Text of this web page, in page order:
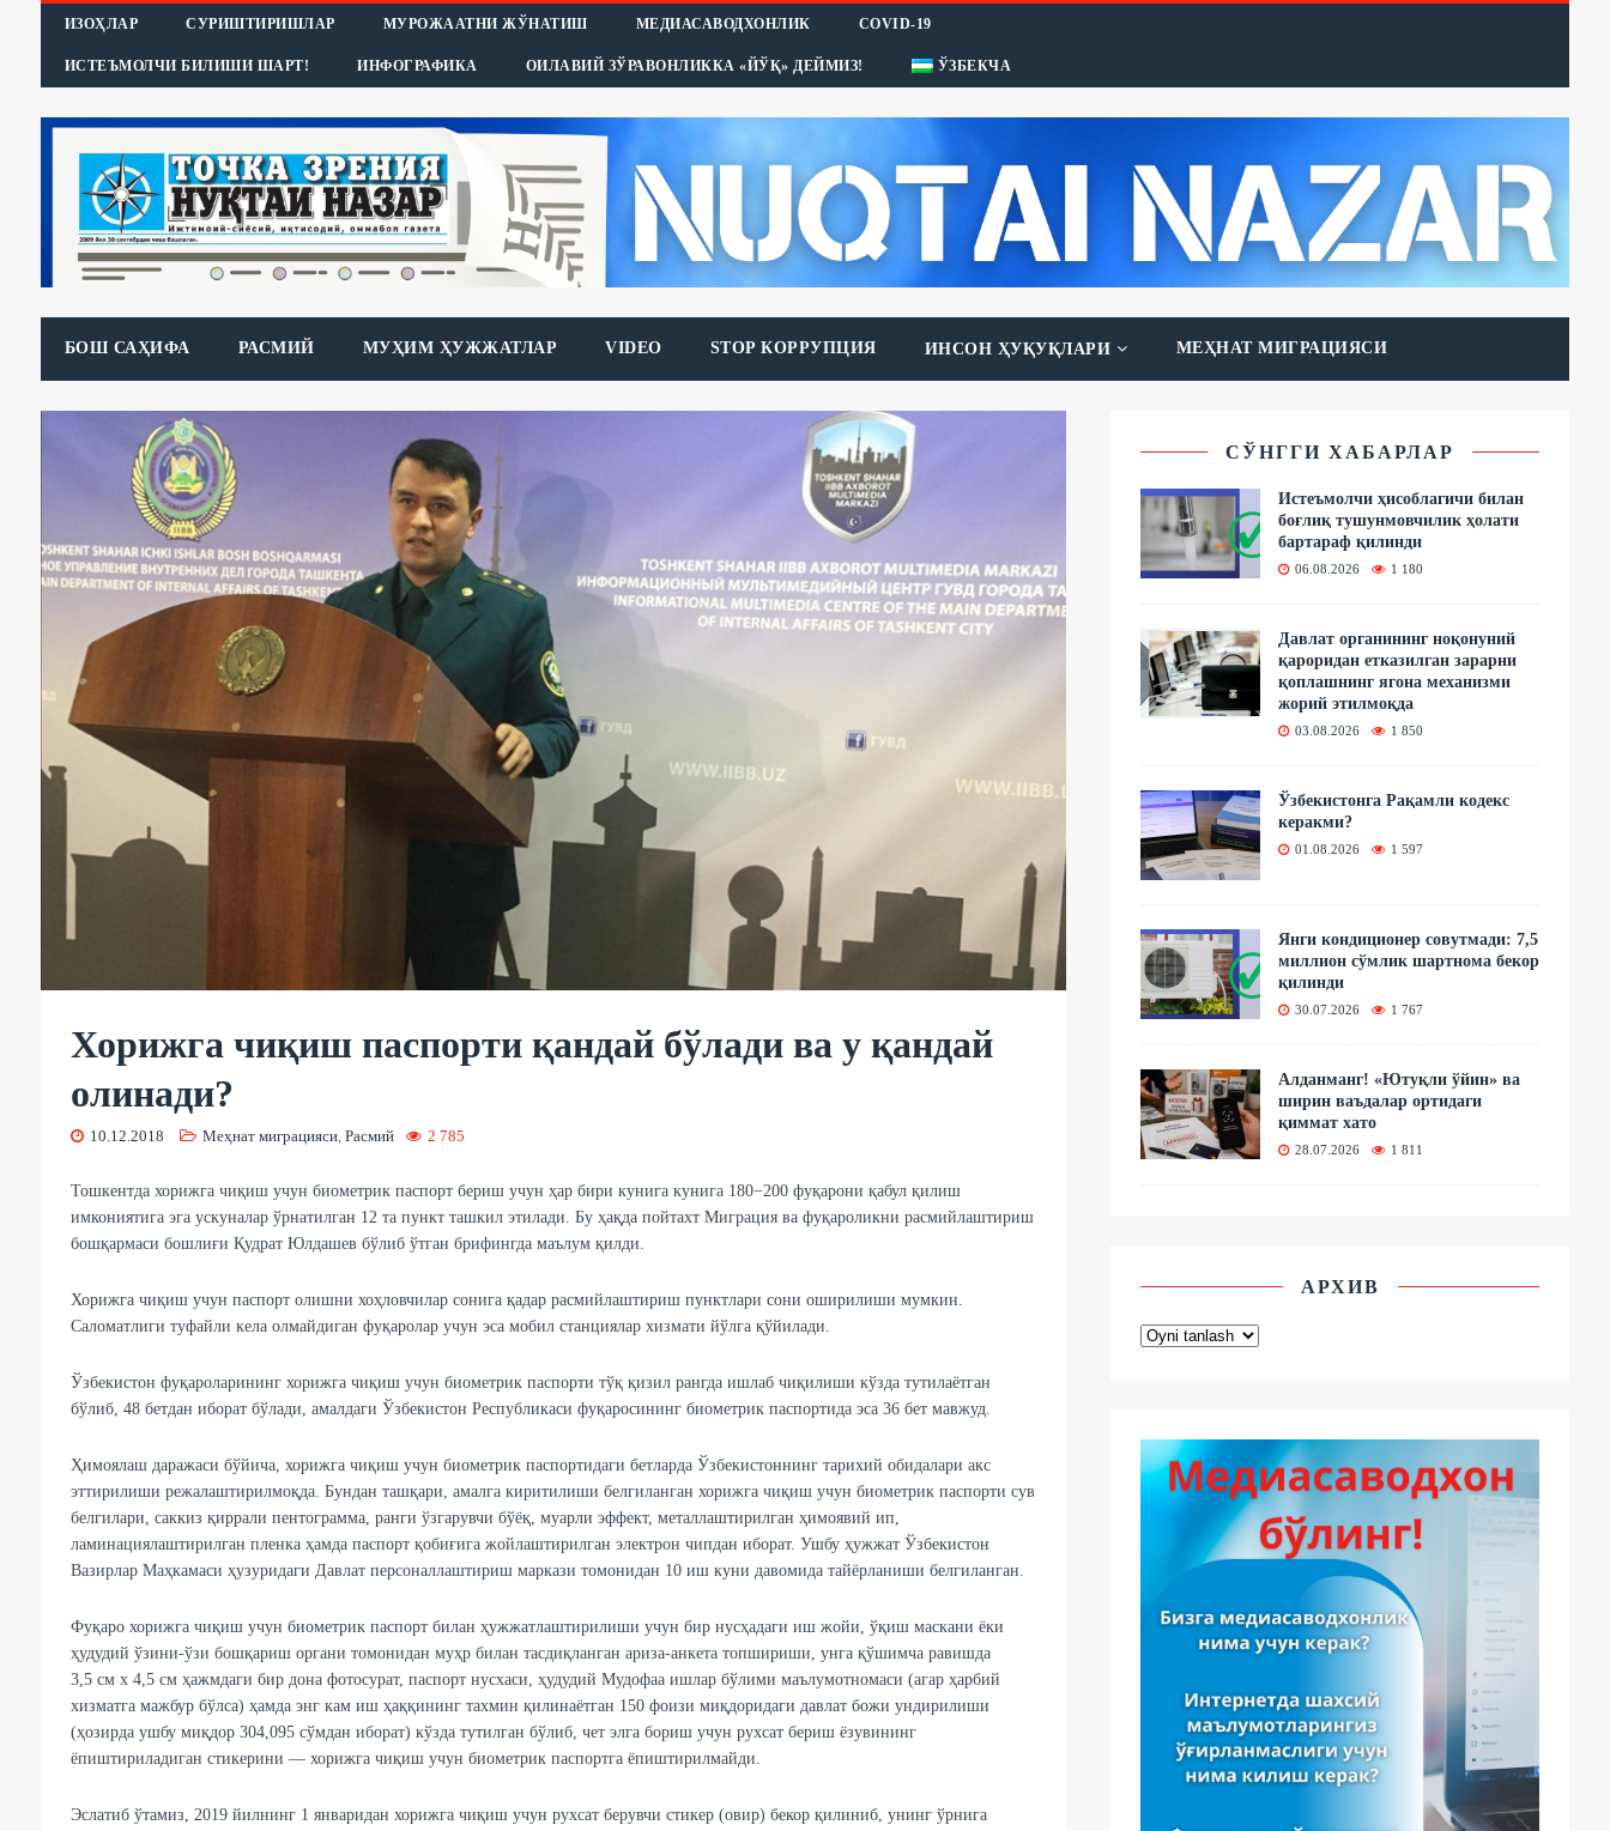
ИЗОҲЛАР СУРИШТИРИШЛАР МУРОЖААТНИ ЖЎНАТИШ МЕДИАСАВОДХОНЛИК COVID-19
ИСТЕЪМОЛЧИ БИЛИШИ ШАРТ! ИНФОГРАФИКА ОИЛАВИЙ ЗЎРАВОНЛИККА «ЙЎҚ» ДЕЙМИЗ! ЎЗБЕКЧА
БОШ САҲИФА РАСМИЙ МУҲИМ ҲУЖЖАТЛАР VIDEO STOP КОРРУПЦИЯ ИНСОН ҲУҚУҚЛАРИ МЕҲНАТ МИГРАЦИЯСИ
Хорижга чиқиш паспорти қандай бўлади ва у қандай
олинади?
10.12.2018 Меҳнат миграцияси, Расмий 2 785
Тошкентда хорижга чиқиш учун биометрик паспорт бериш учун ҳар бири кунига кунига 180−200 фуқарони қабул қилиш
имкониятига эга ускуналар ўрнатилган 12 та пункт ташкил этилади. Бу ҳақда пойтахт Миграция ва фуқароликни расмийлаштириш
бошқармаси бошлиғи Қудрат Юлдашев бўлиб ўтган брифингда маълум қилди.
Хорижга чиқиш учун паспорт олишни хоҳловчилар сонига қадар расмийлаштириш пунктлари сони оширилиши мумкин.
Саломатлиги туфайли кела олмайдиган фуқаролар учун эса мобил станциялар хизмати йўлга қўйилади.
Ўзбекистон фуқароларининг хорижга чиқиш учун биометрик паспорти тўқ қизил рангда ишлаб чиқилиши кўзда тутилаётган
бўлиб, 48 бетдан иборат бўлади, амалдаги Ўзбекистон Республикаси фуқаросининг биометрик паспортида эса 36 бет мавжуд.
Ҳимоялаш даражаси бўйича, хорижга чиқиш учун биометрик паспортидаги бетларда Ўзбекистоннинг тарихий обидалари акс
эттирилиши режалаштирилмоқда. Бундан ташқари, амалга киритилиши белгиланган хорижга чиқиш учун биометрик паспорти сув
белгилари, саккиз қиррали пентограмма, ранги ўзгарувчи бўёқ, муарли эффект, металлаштирилган ҳимоявий ип,
ламинациялаштирилган пленка ҳамда паспорт қобиғига жойлаштирилган электрон чипдан иборат. Ушбу ҳужжат Ўзбекистон
Вазирлар Маҳкамаси ҳузуридаги Давлат персоналлаштириш маркази томонидан 10 иш куни давомида тайёрланиши белгиланган.
Фуқаро хорижга чиқиш учун биометрик паспорт билан ҳужжатлаштирилиши учун бир нусҳадаги иш жойи, ўқиш маскани ёки
ҳудудий ўзини-ўзи бошқариш органи томонидан муҳр билан тасдиқланган ариза-анкета топшириши, унга қўшимча равишда
3,5 см х 4,5 см ҳажмдаги бир дона фотосурат, паспорт нусхаси, ҳудудий Мудофаа ишлар бўлими маълумотномаси (агар ҳарбий
хизматга мажбур бўлса) ҳамда энг кам иш ҳаққининг тахмин қилинаётган 150 фоизи миқдоридаги давлат божи ундирилиши
(ҳозирда ушбу миқдор 304,095 сўмдан иборат) кўзда тутилган бўлиб, чет элга бориш учун рухсат бериш ёзувининг
ёпиштириладиган стикерини — хорижга чиқиш учун биометрик паспортга ёпиштирилмайди.
Эслатиб ўтамиз, 2019 йилнинг 1 январидан хорижга чиқиш учун рухсат берувчи стикер (овир) бекор қилиниб, унинг ўрнига
СЎНГГИ ХАБАРЛАР
Истеъмолчи ҳисоблагичи билан
боғлиқ тушунмовчилик ҳолати
бартараф қилинди
06.08.2026 1 180
Давлат органининг ноқонуний
қароридан етказилган зарарни
қоплашнинг ягона механизми
жорий этилмоқда
03.08.2026 1 850
Ўзбекистонга Рақамли кодекс
керакми?
01.08.2026 1 597
Янги кондиционер совутмади: 7,5
миллион сўмлик шартнома бекор
қилинди
30.07.2026 1 767
Алданманг! «Ютуқли ўйин» ва
ширин ваъдалар ортидаги
қиммат хато
28.07.2026 1 811
АРХИВ